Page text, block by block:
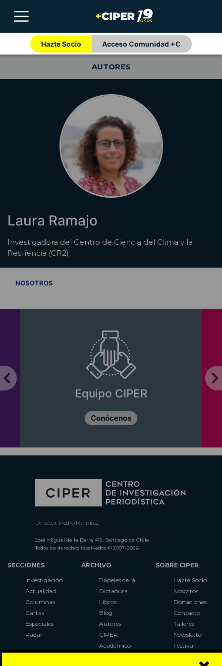
Hazte Socio Acceso Comunidad +C
AUTORES
Laura Ramajo
Investigadora del Centro de Ciencia del Clima y la
Resiliencia (CR2)
NOSOTROS
Equipo CIPER
Conócenos
Director: Pedro Ramírez
José Miguel de la Barra 412, Santiago de Chile
Todos los derechos reservados © 2007-2026
SECCIONES
Investigación
Actualidad
Columnas
Cartas
Especiales
Radar
ARCHIVO
Papeles de la
Dictadura
Libros
Blog
Autores
CIPER
Académico
SOBRE CIPER
Hazte Socio
Nosotros
Donaciones
Contacto
Talleres
Newsletter
Festival